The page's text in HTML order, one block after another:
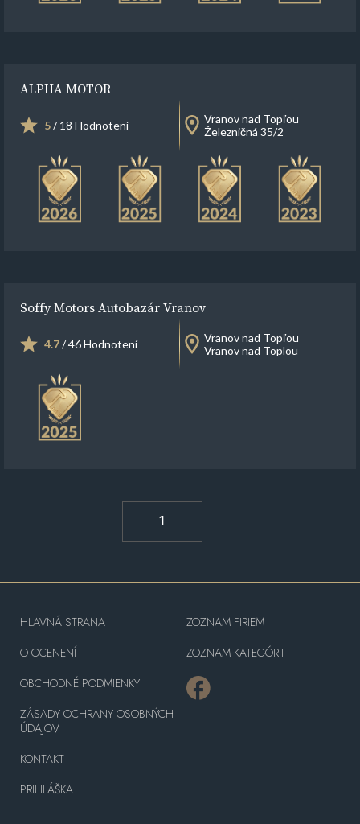
ALPHA MOTOR
5/ 18 Hodnotení
Vranov nad Topľou
Železničná 35/2
Soffy Motors Autobazár Vranov
4.7/ 46 Hodnotení
Vranov nad Topľou
Vranov nad Toplou
1
HLAVNÁ STRANA
O OCENENÍ
OBCHODNÉ PODMIENKY
ZÁSADY OCHRANY OSOBNÝCH
ÚDAJOV
KONTAKT
PRIHLÁŠKA
ZOZNAM FIRIEM
ZOZNAM KATEGÓRII